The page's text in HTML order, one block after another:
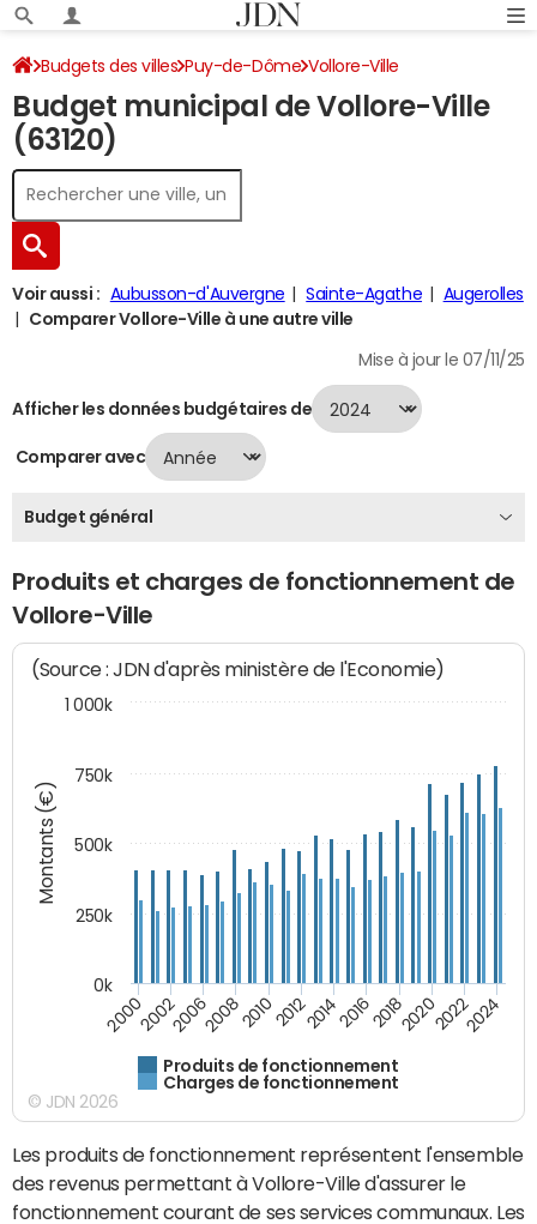
Budgets des villes Puy-de-Dôme Vollore-Ville
Budget 2024
Budget municipal de Vollore-Ville
(63120)
Voir aussi : Aubusson-d'Auvergne Sainte-Agathe
Augerolles
Comparer Vollore-Ville à une autre ville
Mise à jour le 07/11/25
Afficher les données budgétaires de
Comparer avec
Budget général
Produits et charges de fonctionnement de
Vollore-Ville
Montants (€)
(Source : JDN d'après ministère de l'Economie)
Produits de fonctionnement
Charges de fonctionnement
200020022006200820102012201420162018202020222024
0k
250k
500k
750k
1 000k
© JDN 2026
Les produits de fonctionnement représentent l'ensemble
des revenus permettant à Vollore-Ville d'assurer le
fonctionnement courant de ses services communaux. Les